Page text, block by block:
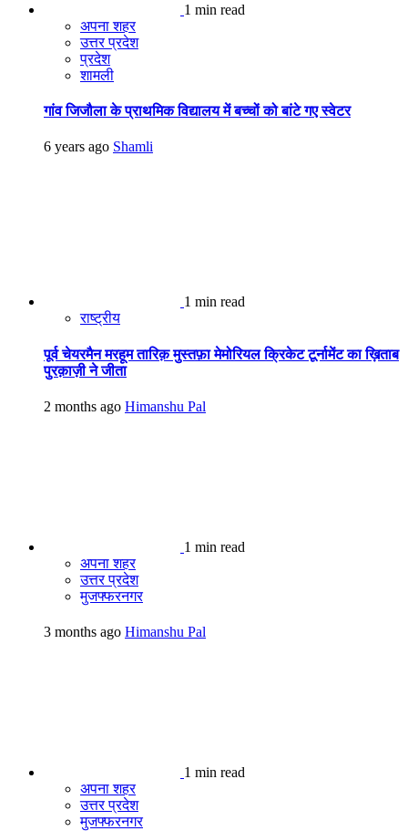
1 min read
अपना शहर
उत्तर प्रदेश
प्रदेश
शामली
गांव जिजौला के प्राथमिक विद्यालय में बच्चों को बांटे गए स्वेटर
6 years ago Shamli
1 min read
राष्ट्रीय
पूर्व चेयरमैन मरहूम तारिक़ मुस्तफ़ा मेमोरियल क्रिकेट टूर्नामेंट का ख़िताब
पुरक़ाज़ी ने जीता
2 months ago Himanshu Pal
1 min read
अपना शहर
उत्तर प्रदेश
मुजफ्फरनगर
3 months ago Himanshu Pal
1 min read
अपना शहर
उत्तर प्रदेश
मुजफ्फरनगर